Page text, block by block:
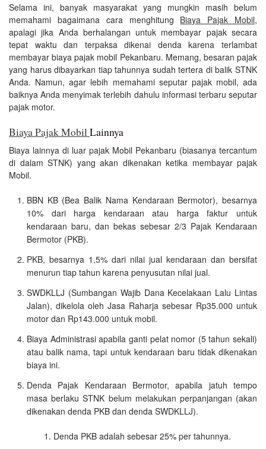
Selama ini, banyak masyarakat yang mungkin masih belum
memahami bagaimana cara menghitung Biaya Pajak Mobil,
apalagi jika Anda berhalangan untuk membayar pajak secara
tepat waktu dan terpaksa dikenai denda karena terlambat
membayar biaya pajak mobil Pekanbaru. Memang, besaran pajak
yang harus dibayarkan tiap tahunnya sudah tertera di balik STNK
Anda. Namun, agar lebih memahami seputar pajak mobil, ada
baiknya Anda menyimak terlebih dahulu informasi terbaru seputar
pajak motor.
Biaya Pajak MobilLainnya
Biaya lainnya di luar pajak Mobil Pekanbaru (biasanya tercantum
di dalam STNK) yang akan dikenakan ketika membayar pajak
Mobil.
BBN KB (Bea Balik Nama Kendaraan Bermotor), besarnya
10% dari harga kendaraan atau harga faktur untuk
kendaraan baru, dan bekas sebesar 2/3 Pajak Kendaraan
Bermotor (PKB).
PKB, besarnya 1,5% dari nilai jual kendaraan dan bersifat
menurun tiap tahun karena penyusutan nilai jual.
SWDKLLJ (Sumbangan Wajib Dana Kecelakaan Lalu Lintas
Jalan), dikelola oleh Jasa Raharja sebesar Rp35.000 untuk
motor dan Rp143.000 untuk mobil.
Biaya Administrasi apabila ganti pelat nomor (5 tahun sekali)
atau balik nama, tapi untuk kendaraan baru tidak dikenakan
biaya ini.
Denda Pajak Kendaraan Bermotor, apabila jatuh tempo
masa berlaku STNK belum melakukan perpanjangan (akan
dikenakan denda PKB dan denda SWDKLLJ).
Denda PKB adalah sebesar 25% per tahunnya.